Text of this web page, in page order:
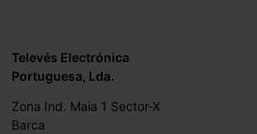
Televés Electrónica
Portuguesa, Lda.
Zona Ind. Maia 1 Sector-X
Barca